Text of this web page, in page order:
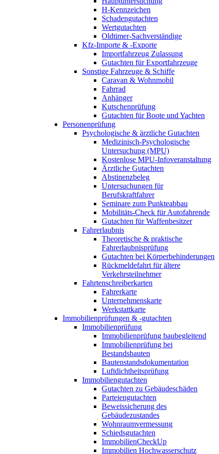
H-Kennzeichen
Schadengutachten
Wertgutachten
Oldtimer-Sachverständige
Kfz-Importe & -Exporte
Importfahrzeug Zulassung
Gutachten für Exportfahrzeuge
Sonstige Fahrzeuge & Schiffe
Caravan & Wohnmobil
Fahrrad
Anhänger
Kutschenprüfung
Gutachten für Boote und Yachten
Personenprüfung
Psychologische & ärztliche Gutachten
Medizinisch-Psychologische
Untersuchung (MPU)
Kostenlose MPU-Infoveranstaltung
Ärztliche Gutachten
Abstinenzbeleg
Untersuchungen für
Berufskraftfahrer
Seminare zum Punkteabbau
Mobilitäts-Check für Autofahrende
Gutachten für Waffenbesitzer
Fahrerlaubnis
Theoretische & praktische
Fahrerlaubnisprüfung
Gutachten bei Körperbehinderungen
Rückmeldefahrt für ältere
Verkehrsteilnehmer
Fahrtenschreiberkarten
Fahrerkarte
Unternehmenskarte
Werkstattkarte
Immobilienprüfungen & -gutachten
Immobilienprüfung
Immobilienprüfung baubegleitend
Immobilienprüfung bei
Bestandsbauten
Bautenstandsdokumentation
Luftdichtheitsprüfung
Immobiliengutachten
Gutachten zu Gebäudeschäden
Parteiengutachten
Beweissicherung des
Gebäudezustandes
Wohnraumvermessung
Schiedsgutachten
ImmobilienCheckUp
Immobilien Hochwasserschutz